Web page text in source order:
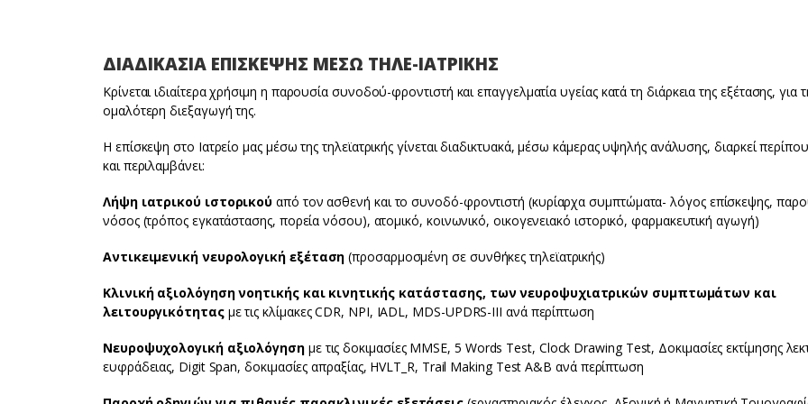
ΔΙΑΔΙΚΑΣΙΑ ΕΠΙΣΚΕΨΗΣ ΜΕΣΩ ΤΗΛΕ-ΙΑΤΡΙΚΗΣ
Κρίνεται ιδιαίτερα χρήσιμη η παρουσία συνοδού-φροντιστή και επαγγελματία υγείας κατά τη διάρκεια της εξέτασης, για
ομαλότερη διεξαγωγή της.
Η επίσκεψη στο Ιατρείο μας μέσω της τηλεϊατρικής γίνεται διαδικτυακά, μέσω κάμερας υψηλής ανάλυσης, διαρκεί
και περιλαμβάνει:
Λήψη ιατρικού ιστορικού από τον ασθενή και το συνοδό-φροντιστή (κυρίαρχα συμπτώματα- λόγος επίσκεψης,
νόσος (τρόπος εγκατάστασης, πορεία νόσου), ατομικό, κοινωνικό, οικογενειακό ιστορικό, φαρμακευτική αγωγή)
Αντικειμενική νευρολογική εξέταση (προσαρμοσμένη σε συνθήκες τηλεϊατρικής)
Κλινική αξιολόγηση νοητικής και κινητικής κατάστασης, των νευροψυχιατρικών συμπτωμάτων και
λειτουργικότητας με τις κλίμακες CDR, NPI, IADL, MDS-UPDRS-III ανά περίπτωση
Νευροψυχολογική αξιολόγησημε τις δοκιμασίες MMSE, 5 Words Test, Clock Drawing Test, Δοκιμασίες εκτίμησης
ευφράδειας, Digit Span, δοκιμασίες απραξίας, HVLT_R, Trail Making Test A&B ανά περίπτωση